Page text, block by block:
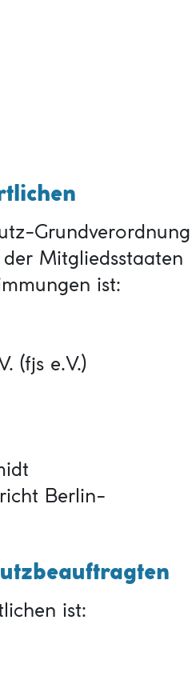
Grundverordnung
Mitgliedsstaaten
ist:
(fjs e.V.)
Berlin-
ist: